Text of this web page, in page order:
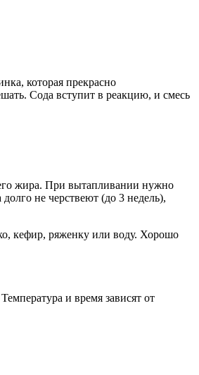
которая прекрасно
Сода вступит в реакцию, и смесь
жира. При вытапливании нужно
не черствеют (до 3 недель),
кефир, ряженку или воду. Хорошо
и время зависят от